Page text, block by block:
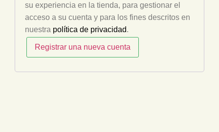
su experiencia en la tienda, para gestionar el
acceso a su cuenta y para los fines descritos en
nuestra política de privacidad.
Registrar una nueva cuenta